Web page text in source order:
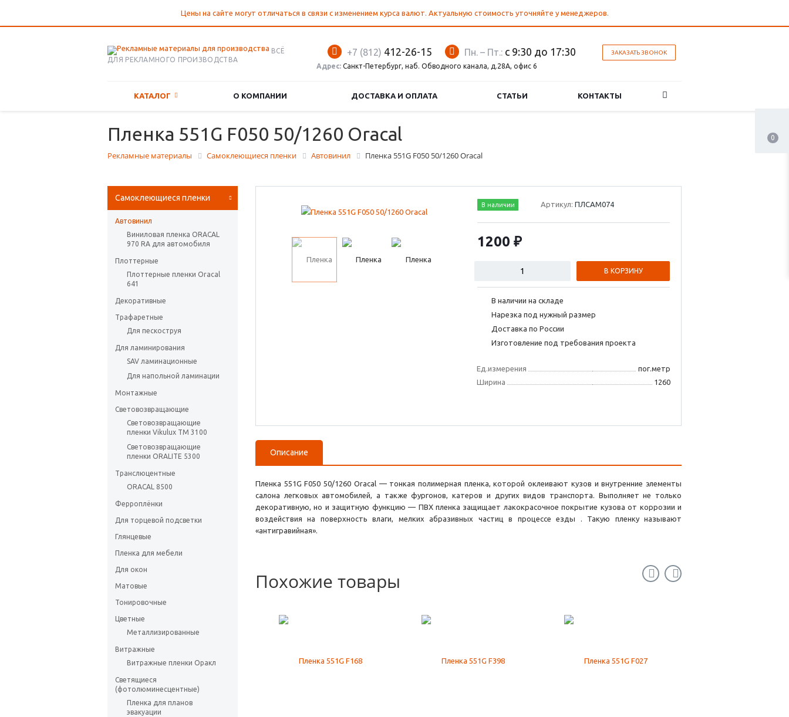
0
Цены на сайте могут отличаться в связи с изменением курса валют. Актуальную стоимость уточняйте у менеджеров.
ВСЁ
ДЛЯ РЕКЛАМНОГО ПРОИЗВОДСТВА
ЗАКАЗАТЬ ЗВОНОК
Пн. – Пт.: с 9:30 до 17:30
+7 (812) 412-26-15
Адрес: Санкт-Петербург, наб. Обводного канала, д.28А, офис 6
КАТАЛОГ О КОМПАНИИ ДОСТАВКА И ОПЛАТА СТАТЬИ КОНТАКТЫ
Пленка 551G F050 50/1260 Oracal
Рекламные материалы Самоклеющиеся пленки Автовинил Пленка 551G F050 50/1260 Oracal
Самоклеющиеся пленки
Автовинил
Виниловая пленка ORACAL
970 RA для автомобиля
Плоттерные
Плоттерные пленки Oracal
641
Декоративные
Трафаретные
Для пескоструя
Для ламинирования
SAV ламинационные
Для напольной ламинации
Монтажные
Световозвращающие
Световозвращающие
пленки Vikulux ТМ 3100
Световозвращающие
пленки ORALITE 5300
Транслюцентные
ORACAL 8500
Ферроплёнки
Для торцевой подсветки
Глянцевые
Пленка для мебели
Для окон
Матовые
Тонировочные
Цветные
Металлизированные
Витражные
Витражные пленки Оракл
Светящиеся
(фотолюминесцентные)
Пленка для планов
эвакуации
В наличии Артикул:ПЛСАМ074
1200 ₽
В КОРЗИНУ
В наличии на складе
Нарезка под нужный размер
Доставка по России
Изготовление под требования проекта
Ед.измерения
пог.метр
Ширина
1260
Описание
Пленка 551G F050 50/1260 Oracal — тонкая полимерная пленка, которой оклеивают кузов и внутренние элементы
салона легковых автомобилей, а также фургонов, катеров и других видов транспорта. Выполняет не только
декоративную, но и защитную функцию — ПВХ пленка защищает лакокрасочное покрытие кузова от коррозии и
воздействия на поверхность влаги, мелких абразивных частиц в процессе езды . Такую пленку называют
«антигравийная».
Похожие товары